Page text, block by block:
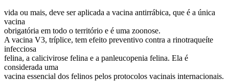
vida ou mais, deve ser aplicada a vacina antirrábica, que é a única
vacina
obrigatória em todo o território e é uma zoonose.
A vacina V3, tríplice, tem efeito preventivo contra a rinotraqueíte
infecciosa
felina, a calicivirose felina e a panleucopenia felina. Ela é
considerada uma
vacina essencial dos felinos pelos protocolos vacinais internacionais.